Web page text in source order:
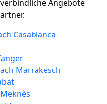
Angebote
Casablanca
Marrakesch